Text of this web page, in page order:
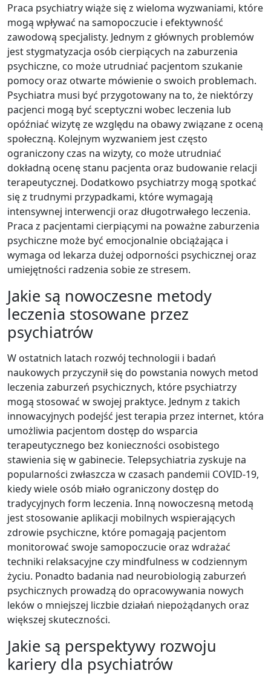
Praca psychiatry wiąże się z wieloma wyzwaniami, które
mogą wpływać na samopoczucie i efektywność
zawodową specjalisty. Jednym z głównych problemów
jest stygmatyzacja osób cierpiących na zaburzenia
psychiczne, co może utrudniać pacjentom szukanie
pomocy oraz otwarte mówienie o swoich problemach.
Psychiatra musi być przygotowany na to, że niektórzy
pacjenci mogą być sceptyczni wobec leczenia lub
opóźniać wizytę ze względu na obawy związane z oceną
społeczną. Kolejnym wyzwaniem jest często
ograniczony czas na wizyty, co może utrudniać
dokładną ocenę stanu pacjenta oraz budowanie relacji
terapeutycznej. Dodatkowo psychiatrzy mogą spotkać
się z trudnymi przypadkami, które wymagają
intensywnej interwencji oraz długotrwałego leczenia.
Praca z pacjentami cierpiącymi na poważne zaburzenia
psychiczne może być emocjonalnie obciążająca i
wymaga od lekarza dużej odporności psychicznej oraz
umiejętności radzenia sobie ze stresem.
Jakie są nowoczesne metody
leczenia stosowane przez
psychiatrów
W ostatnich latach rozwój technologii i badań
naukowych przyczynił się do powstania nowych metod
leczenia zaburzeń psychicznych, które psychiatrzy
mogą stosować w swojej praktyce. Jednym z takich
innowacyjnych podejść jest terapia przez internet, która
umożliwia pacjentom dostęp do wsparcia
terapeutycznego bez konieczności osobistego
stawienia się w gabinecie. Telepsychiatria zyskuje na
popularności zwłaszcza w czasach pandemii COVID-19,
kiedy wiele osób miało ograniczony dostęp do
tradycyjnych form leczenia. Inną nowoczesną metodą
jest stosowanie aplikacji mobilnych wspierających
zdrowie psychiczne, które pomagają pacjentom
monitorować swoje samopoczucie oraz wdrażać
techniki relaksacyjne czy mindfulness w codziennym
życiu. Ponadto badania nad neurobiologią zaburzeń
psychicznych prowadzą do opracowywania nowych
leków o mniejszej liczbie działań niepożądanych oraz
większej skuteczności.
Jakie są perspektywy rozwoju
kariery dla psychiatrów